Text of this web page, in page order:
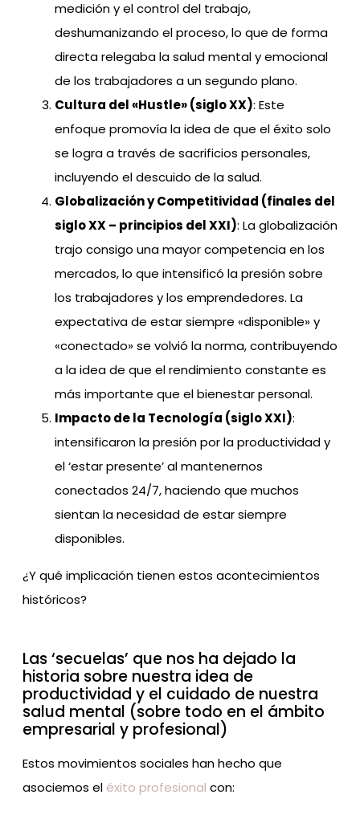
medición y el control del trabajo,
deshumanizando el proceso, lo que de forma
directa relegaba la salud mental y emocional
de los trabajadores a un segundo plano.
Cultura del «Hustle» (siglo XX): Este
enfoque promovía la idea de que el éxito solo
se logra a través de sacrificios personales,
incluyendo el descuido de la salud.
Globalización y Competitividad (finales del
siglo XX – principios del XXI): La globalización
trajo consigo una mayor competencia en los
mercados, lo que intensificó la presión sobre
los trabajadores y los emprendedores. La
expectativa de estar siempre «disponible» y
«conectado» se volvió la norma, contribuyendo
a la idea de que el rendimiento constante es
más importante que el bienestar personal.
Impacto de la Tecnología (siglo XXI):
intensificaron la presión por la productividad y
el ‘estar presente’ al mantenernos
conectados 24/7, haciendo que muchos
sientan la necesidad de estar siempre
disponibles.
¿Y qué implicación tienen estos acontecimientos
históricos?
Las ‘secuelas’ que nos ha dejado la
historia sobre nuestra idea de
productividad y el cuidado de nuestra
salud mental (sobre todo en el ámbito
empresarial y profesional)
Estos movimientos sociales han hecho que
asociemos el éxito profesional con: